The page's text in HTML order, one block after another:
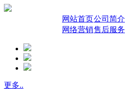
网站首页公司简介
网络营销售后服务
更多..